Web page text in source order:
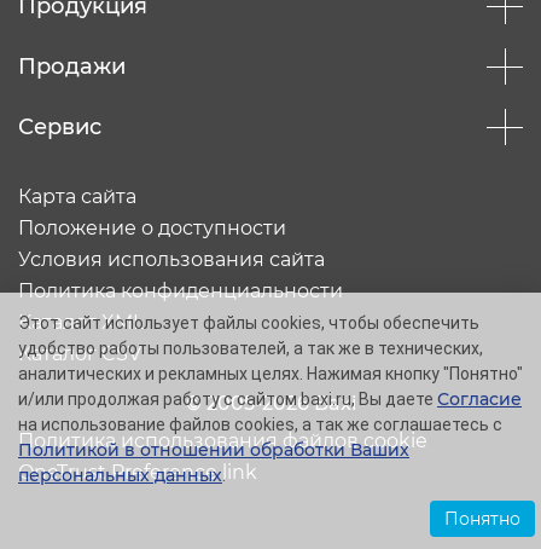
Продукция
Продажи
Сервис
© 2005-2026 Baxi
Карта сайта
Положение о доступности
Условия использования сайта
Политика конфиденциальности
Каталог XML
Каталог CSV
Политика использования файлов cookie
OneTrust Preference link
Этот сайт использует файлы cookies, чтобы обеспечить
удобство работы пользователей, а так же в технических,
аналитических и рекламных целях. Нажимая кнопку "Понятно"
и/или продолжая работу с сайтом baxi.ru, Вы даете Согласие
на использование файлов cookies, а так же соглашаетесь с
Политикой в отношении обработки Ваших
персональных данных.
Понятно